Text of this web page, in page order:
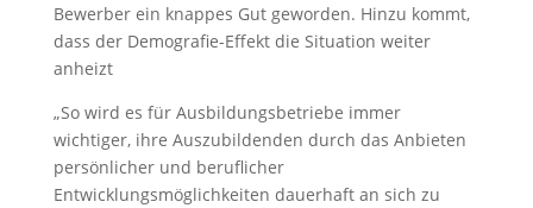
Bewerber ein knappes Gut geworden. Hinzu kommt,
dass der Demografie-Effekt die Situation weiter
anheizt
„So wird es für Ausbildungsbetriebe immer
wichtiger, ihre Auszubildenden durch das Anbieten
persönlicher und beruflicher
Entwicklungsmöglichkeiten dauerhaft an sich zu